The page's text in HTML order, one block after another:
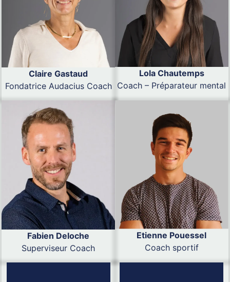
Claire Gastaud
Fondatrice Audacius Coach
Lola Chautemps
Coach – Préparateur mental
Fabien Deloche
Superviseur Coach
Etienne Pouessel
Coach sportif